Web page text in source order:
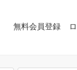
無料会員登録